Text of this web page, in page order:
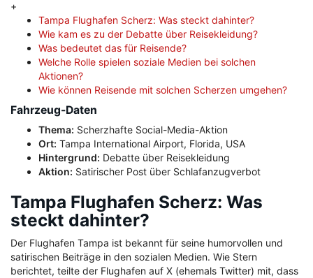
+
Tampa Flughafen Scherz: Was steckt dahinter?
Wie kam es zu der Debatte über Reisekleidung?
Was bedeutet das für Reisende?
Welche Rolle spielen soziale Medien bei solchen
Aktionen?
Wie können Reisende mit solchen Scherzen umgehen?
Fahrzeug-Daten
Thema: Scherzhafte Social-Media-Aktion
Ort: Tampa International Airport, Florida, USA
Hintergrund: Debatte über Reisekleidung
Aktion: Satirischer Post über Schlafanzugverbot
Tampa Flughafen Scherz: Was
steckt dahinter?
Der Flughafen Tampa ist bekannt für seine humorvollen und
satirischen Beiträge in den sozialen Medien. Wie Stern
berichtet, teilte der Flughafen auf X (ehemals Twitter) mit, dass